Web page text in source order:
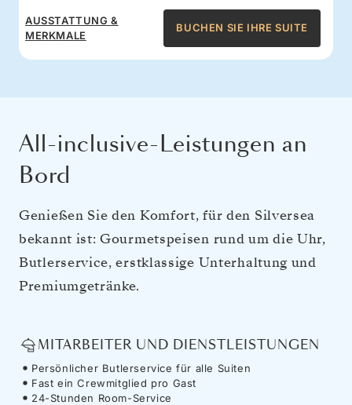
AUSSTATTUNG &
MERKMALE
BUCHEN SIE IHRE SUITE
All-inclusive-Leistungen an
Bord
Genießen Sie den Komfort, für den Silversea
bekannt ist: Gourmetspeisen rund um die Uhr,
Butlerservice, erstklassige Unterhaltung und
Premiumgetränke.
MITARBEITER UND DIENSTLEISTUNGEN
Persönlicher Butlerservice für alle Suiten
Fast ein Crewmitglied pro Gast
24-Stunden Room-Service